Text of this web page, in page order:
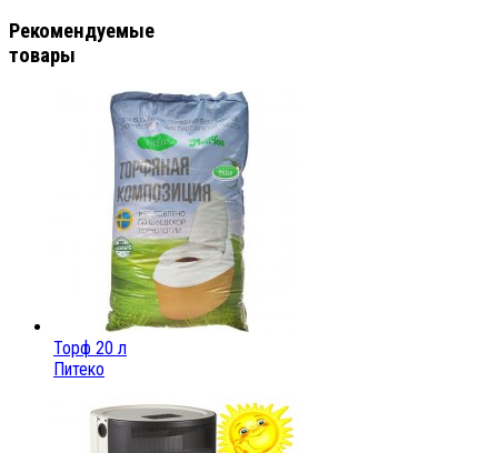
Рекомендуемые
товары
Торф 20 л
Питеко